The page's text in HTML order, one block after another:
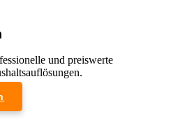
und preiswerte